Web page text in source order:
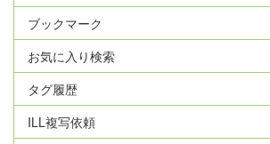
ブックマーク
お気に入り検索
タグ履歴
ILL複写依頼